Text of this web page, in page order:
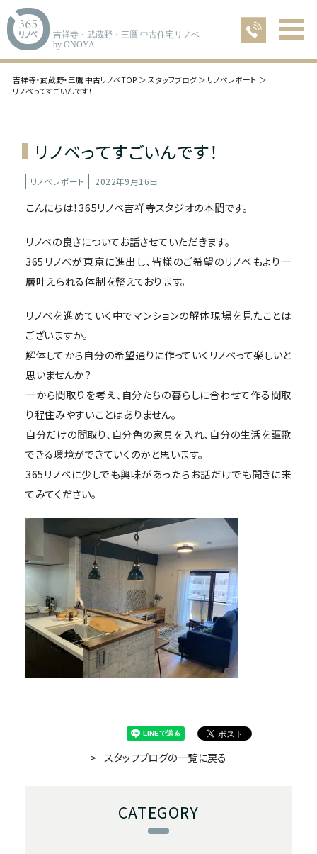
吉祥寺・武蔵野・三鷹 中古住宅リノベ
by ONOYA
吉祥寺・武蔵野・三鷹 中古リノベTOP スタッフブログ
リノベレポート
リノベってすごいんです！
リノベってすごいんです！
リノベレポート 2022年9月16日
こんにちは！365リノベ吉祥寺スタジオの本間です。
リノベの良さについてお話させていただきます。
365リノベが東京に進出し、皆様のご希望のリノベもより一
層叶えられる体制を整えております。
リノベを進めていく中でマンションの解体現場を見たことは
ございますか。
解体してから自分の希望通りに作っていくリノベって楽しいと
思いませんか？
一から間取りを考え、自分たちの暮らしに合わせて作る間取
り程住みやすいことはありません。
自分だけの間取り、自分色の家具を入れ、自分の生活を謳歌
できる環境ができていくのかと思います。
365リノベに少しでも興味があったらお話だけでも聞きに来
てみてください。
スタッフブログの一覧に戻る
CATEGORY